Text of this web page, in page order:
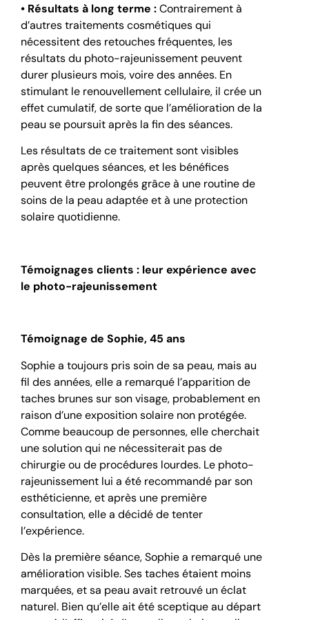
• Résultats à long terme :Contrairement à
d’autres traitements cosmétiques qui
nécessitent des retouches fréquentes, les
résultats du photo-rajeunissement peuvent
durer plusieurs mois, voire des années. En
stimulant le renouvellement cellulaire, il crée un
effet cumulatif, de sorte que l’amélioration de la
peau se poursuit après la fin des séances.
Les résultats de ce traitement sont visibles
après quelques séances, et les bénéfices
peuvent être prolongés grâce à une routine de
soins de la peau adaptée et à une protection
solaire quotidienne.
Témoignages clients : leur expérience avec
le photo-rajeunissement
Témoignage de Sophie, 45 ans
Sophie a toujours pris soin de sa peau, mais au
fil des années, elle a remarqué l’apparition de
taches brunes sur son visage, probablement en
raison d’une exposition solaire non protégée.
Comme beaucoup de personnes, elle cherchait
une solution qui ne nécessiterait pas de
chirurgie ou de procédures lourdes. Le photo-
rajeunissement lui a été recommandé par son
esthéticienne, et après une première
consultation, elle a décidé de tenter
l’expérience.
Dès la première séance, Sophie a remarqué une
amélioration visible. Ses taches étaient moins
marquées, et sa peau avait retrouvé un éclat
naturel. Bien qu’elle ait été sceptique au départ